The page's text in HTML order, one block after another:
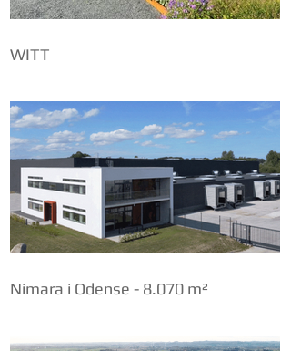
WITT
Nimara i Odense - 8.070 m²